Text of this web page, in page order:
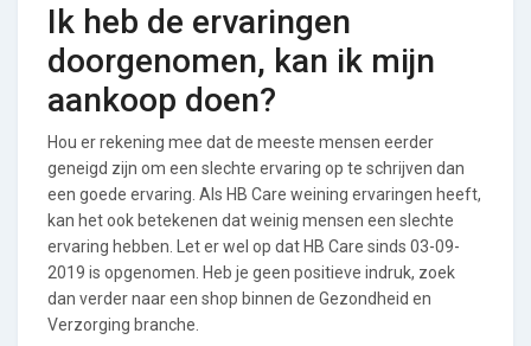
Ik heb de ervaringen
doorgenomen, kan ik mijn
aankoop doen?
Hou er rekening mee dat de meeste mensen eerder
geneigd zijn om een slechte ervaring op te schrijven dan
een goede ervaring. Als HB Care weining ervaringen heeft,
kan het ook betekenen dat weinig mensen een slechte
ervaring hebben. Let er wel op dat HB Care sinds 03-09-
2019 is opgenomen. Heb je geen positieve indruk, zoek
dan verder naar een shop binnen de Gezondheid en
Verzorging branche.